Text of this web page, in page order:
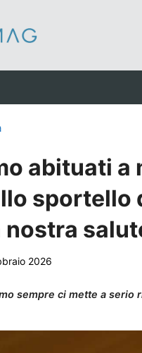
abituati
sportello
nostra
2026
sempre ci mette a serio